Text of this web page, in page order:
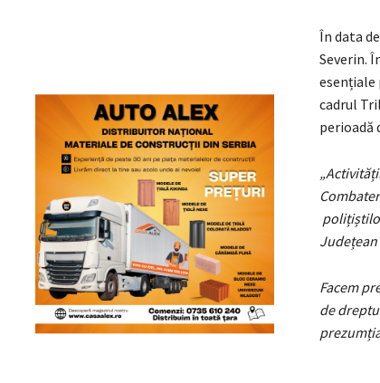
În data
Severin.
esențiale
cadrul
perioadă
Județean
Facem
de